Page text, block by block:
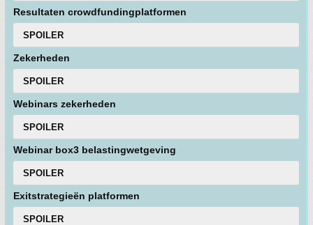
Resultaten crowdfundingplatformen
SPOILER
Zekerheden
SPOILER
Webinars zekerheden
SPOILER
Webinar box3 belastingwetgeving
SPOILER
Exitstrategieën platformen
SPOILER